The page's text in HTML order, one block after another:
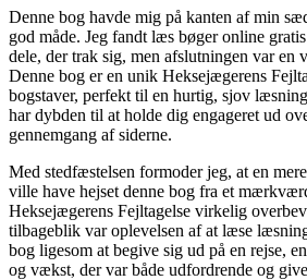
Denne bog havde mig på kanten af min
god måde. Jeg fandt læs bøger online
dele, der trak sig, men afslutningen var en
Denne bog er en unik Heksejægerens
bogstaver, perfekt til en hurtig, sjov
har dybden til at holde dig engageret ud
gennemgang af siderne.
Med stedfæstelsen formoder jeg, at en
ville have hejset denne bog fra et
Heksejægerens Fejltagelse virkelig
tilbageblik var oplevelsen af at læse
bog ligesom at begive sig ud på en rejse,
og vækst, der var både udfordrende og